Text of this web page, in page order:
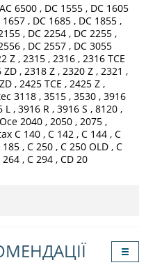
6500 , DC 1555 , DC 1605
1657 , DC 1685 , DC 1855 ,
, DC 2254 , DC 2255 ,
, DC 2557 , DC 3055
Z , 2315 , 2316 , 2316 TCE
ZD , 2318 Z , 2320 Z , 2321 ,
, 2425 TCE , 2425 Z ,
3118 , 3515 , 3530 , 3916
L , 3916 R , 3916 S , 8120 ,
2040 , 2050 , 2075 ,
C 140 , C 142 , C 144 , C
, C 250 , C 250 OLD , C
, C 294 , CD 20